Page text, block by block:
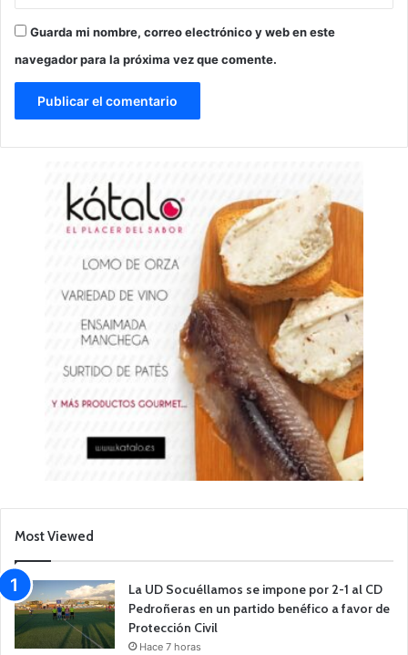
Guarda mi nombre, correo electrónico y web en este
navegador para la próxima vez que comente.
Most Viewed
La UD Socuéllamos se impone por 2-1 al CD
Pedroñeras en un partido benéfico a favor de
Protección Civil
Hace 7 horas